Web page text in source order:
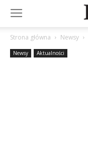
Strona główna Newsy
Newsy Aktualności